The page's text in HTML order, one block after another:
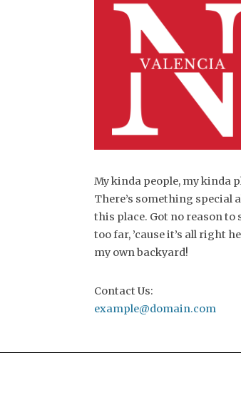
My kinda people, my kinda
There’s something special
this place. Got no reason to
too far, ’cause it’s all right
my own backyard!
Contact Us:
example@domain.com